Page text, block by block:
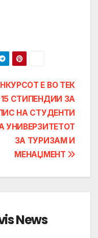
Е ВО ТЕК
15 СТИПЕНДИИ ЗА
НА СТУДЕНТИ
УНИВЕРЗИТЕТОТ
ЗА ТУРИЗАМ И
МЕНАЏМЕНТ
News